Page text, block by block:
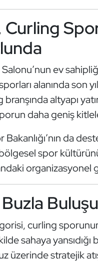
Curling
Salonu’nun ev
alanında son
altyapı
daha geniş
Bakanlığı’nın da
spor
curling
sahaya yansıdığı
üzerinde stratejik